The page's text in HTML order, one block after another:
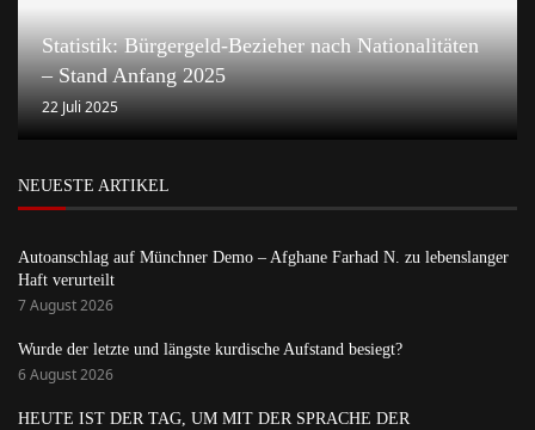
Statistik: Bürgergeld-Bezieher nach Nationalitäten
– Stand Anfang 2025
22 Juli 2025
NEUESTE ARTIKEL
Autoanschlag auf Münchner Demo – Afghane Farhad N. zu lebenslanger
Haft verurteilt
7 August 2026
Wurde der letzte und längste kurdische Aufstand besiegt?
6 August 2026
HEUTE IST DER TAG, UM MIT DER SPRACHE DER